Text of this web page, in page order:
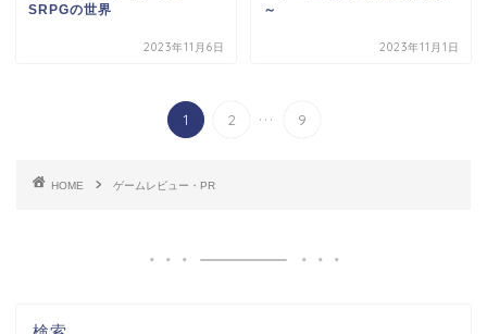
SRPGの世界
2023年11月6日
～
2023年11月1日
1 2 ... 9
HOME ゲームレビュー・PR